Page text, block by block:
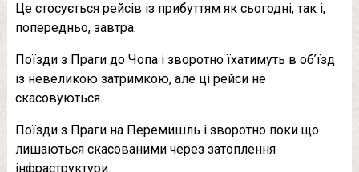
Це стосується рейсів із прибуттям як сьогодні, так і,
попередньо, завтра.
Поїзди з Праги до Чопа і зворотно їхатимуть в обʼїзд
із невеликою затримкою, але ці рейси не
скасовуються.
Поїзди з Праги на Перемишль і зворотно поки що
лишаються скасованими через затоплення
інфраструктури.